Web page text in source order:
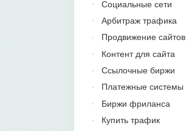
Социальные сети
Арбитраж трафика
Продвижение сайтов
Контент для сайта
Ссылочные биржи
Платежные системы
Биржи фриланса
Купить трафик